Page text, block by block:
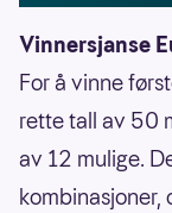
Vinnersjanse
For å vinne
rette tall av 50
av 12 mulige.
kombinasjoner,